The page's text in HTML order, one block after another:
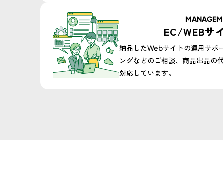
EC/WEBサ
納品したWebサイトの運用サポ
ングなどのご相談、商品出品の
対応しています。